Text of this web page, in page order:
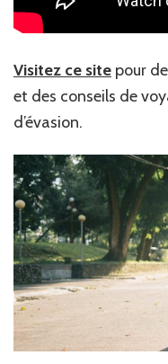
Visitez ce site pour
et des conseils de
d’évasion.